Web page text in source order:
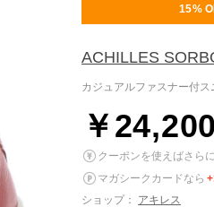
15%
ACHILLES
カジュアルファスナー付ス
￥24,200
クーポンを使えばさらに
マガシークカードなら
ショップ： アキレス